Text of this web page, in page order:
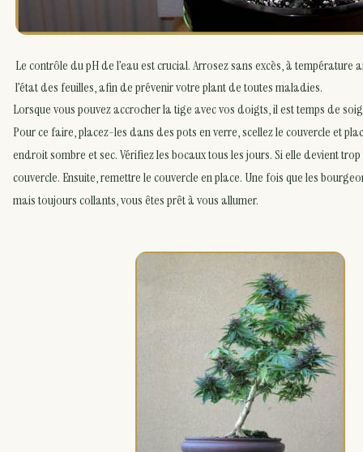
Le contrôle du pH de l’eau est crucial. Arrosez sans excès, à température
l’état des feuilles, afin de prévenir votre plant de toutes maladies.
Lorsque vous pouvez accrocher la tige avec vos doigts, il est temps de
Pour ce faire, placez-les dans des pots en verre, scellez le couvercle et
endroit sombre et sec. Vérifiez les bocaux tous les jours. Si elle devient
couvercle. Ensuite, remettre le couvercle en place. Une fois que les
mais toujours collants, vous êtes prêt à vous allumer.